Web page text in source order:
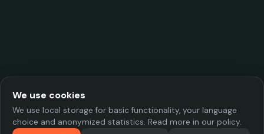
We use cookies
We use local storage for basic functionality, your language
choice and anonymized statistics. Read more in our policy.